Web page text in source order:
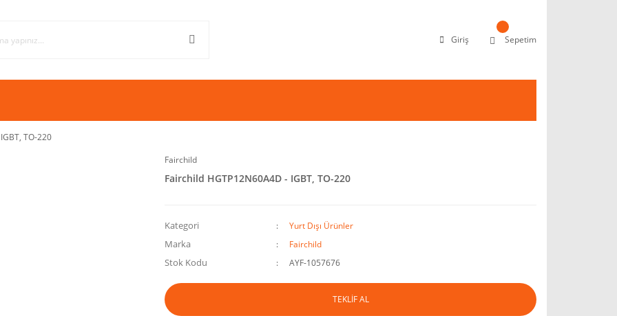
Giriş Sepetim
TO-220
Fairchild
Fairchild HGTP12N60A4D - IGBT, TO-220
Kategori Yurt Dışı Ürünler
Marka Fairchild
Stok Kodu AYF-1057676
TEKLİF AL